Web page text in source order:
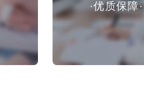
·优质保障·